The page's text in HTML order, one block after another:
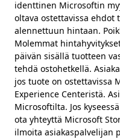
identtinen Microsoftin
oltava ostettavissa ehdot
alennettuun hintaan.
Molemmat
päivän sisällä tuotteen
tehdä ostohetkellä.
jos tuote on ostettavissa
Experience Centeristä.
Microsoftilta. Jos
ota yhteyttä Microsoft
ilmoita asiakaspalvelijan